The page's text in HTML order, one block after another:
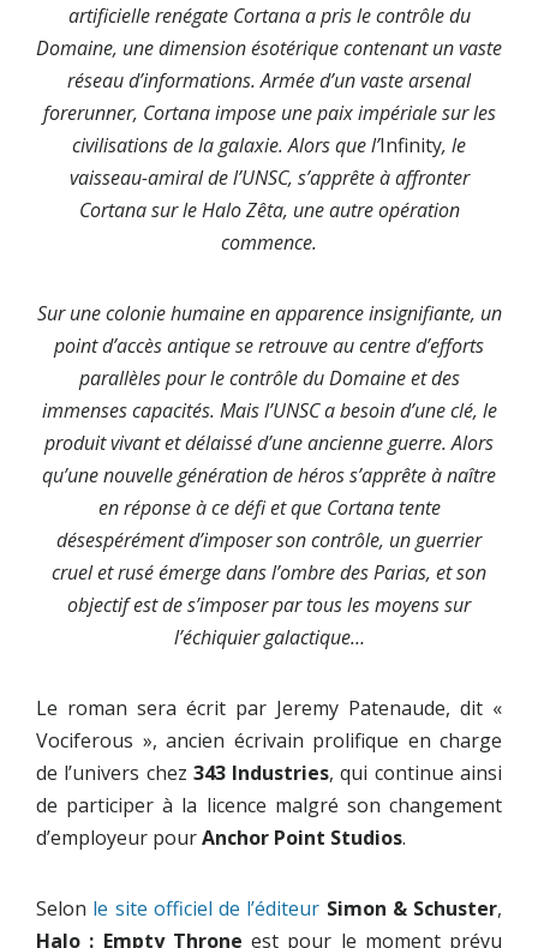
artificielle renégate Cortana a pris le contrôle du
Domaine, une dimension ésotérique contenant un vaste
réseau d’informations. Armée d’un vaste arsenal
forerunner, Cortana impose une paix impériale sur les
civilisations de la galaxie. Alors que l’Infinity, le
vaisseau-amiral de l’UNSC, s’apprête à affronter
Cortana sur le Halo Zêta, une autre opération
commence.
Sur une colonie humaine en apparence insignifiante, un
point d’accès antique se retrouve au centre d’efforts
parallèles pour le contrôle du Domaine et des
immenses capacités. Mais l’UNSC a besoin d’une clé, le
produit vivant et délaissé d’une ancienne guerre. Alors
qu’une nouvelle génération de héros s’apprête à naître
en réponse à ce défi et que Cortana tente
désespérément d’imposer son contrôle, un guerrier
cruel et rusé émerge dans l’ombre des Parias, et son
objectif est de s’imposer par tous les moyens sur
l’échiquier galactique…
Le roman sera écrit par Jeremy Patenaude, dit «
Vociferous », ancien écrivain prolifique en charge
de l’univers chez 343 Industries, qui continue ainsi
de participer à la licence malgré son changement
d’employeur pourAnchor Point Studios.
Selon le site officiel de l’éditeur Simon & Schuster,
Halo : Empty Throne est pour le moment prévu